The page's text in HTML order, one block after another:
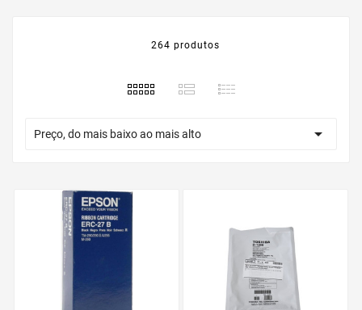
264 produtos
Preço, do mais baixo ao mais alto 